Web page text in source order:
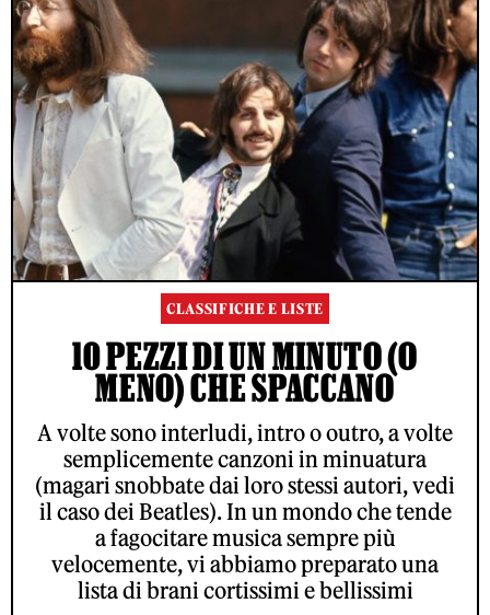
CLASSIFICHE E LISTE
10 PEZZI DI UN MINUTO (O
MENO) CHE SPACCANO
A volte sono interludi, intro o outro, a volte
semplicemente canzoni in minuatura
(magari snobbate dai loro stessi autori, vedi
il caso dei Beatles). In un mondo che tende
a fagocitare musica sempre più
velocemente, vi abbiamo preparato una
lista di brani cortissimi e bellissimi